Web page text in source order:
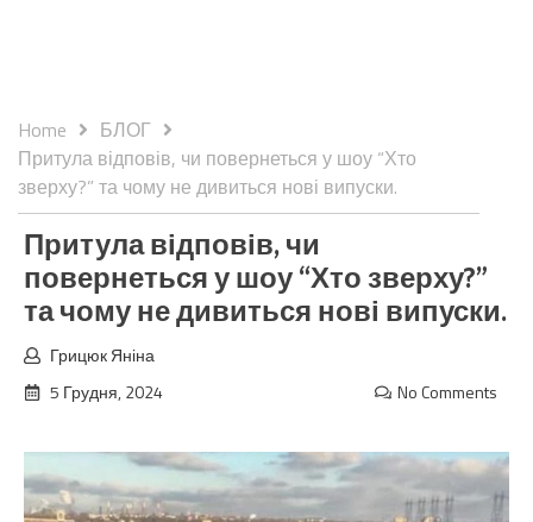
Home
БЛОГ
Притула відповів, чи повернеться у шоу “Хто
зверху?” та чому не дивиться нові випуски.
Притула відповів, чи
повернеться у шоу “Хто зверху?”
та чому не дивиться нові випуски.
Грицюк Яніна
5 Грудня, 2024
No Comments